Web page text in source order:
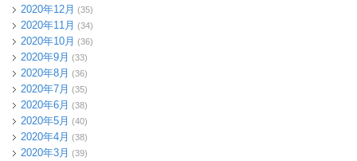
2020年12月 (35)
2020年11月 (34)
2020年10月 (36)
2020年9月 (33)
2020年8月 (36)
2020年7月 (35)
2020年6月 (38)
2020年5月 (40)
2020年4月 (38)
2020年3月 (39)